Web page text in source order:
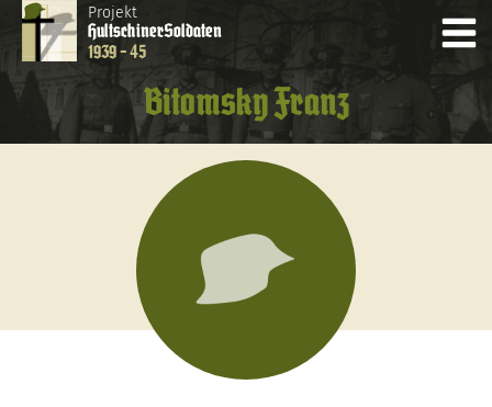
Projekt
HultschinerSoldaten
1939 - 45
Bitomsky Franz